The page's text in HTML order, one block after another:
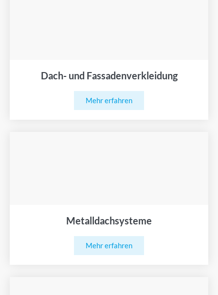
Dach- und Fassadenverkleidung
Mehr erfahren
Metalldachsysteme
Mehr erfahren